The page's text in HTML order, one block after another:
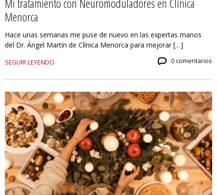
Mi tratamiento con Neuromoduladores en Clínica
Menorca
Hace unas semanas me puse de nuevo en las expertas manos
del Dr. Ángel Martín de Clínica Menorca para mejorar […]
SEGUIR LEYENDO 0 comentarios